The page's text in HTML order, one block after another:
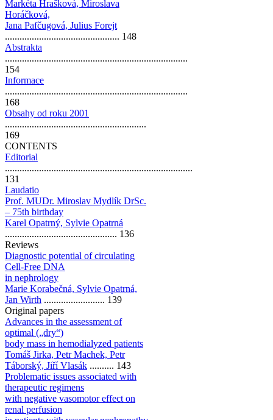
Markéta Hrašková, Miroslava
Horáčková,
Jana Pafčugová, Julius Forejt
............................................... 148
Abstrakta
...........................................................................
154
Informace
...........................................................................
168
Obsahy od roku 2001
..........................................................
169
CONTENTS
Editorial
.............................................................................
131
Laudatio
Prof. MUDr. Miroslav Mydlík DrSc.
– 75th birthday
Karel Opatrný, Sylvie Opatrná
.............................................. 136
Reviews
Diagnostic potential of circulating
Cell-Free DNA
in nephrology
Marie Korabečná, Sylvie Opatrná,
Jan Wirth ......................... 139
Original papers
Advances in the assessment of
optimal („dry“)
body mass in hemodialyzed patients
Tomáš Jirka, Petr Machek, Petr
Táborský, Jiří Vlasák .......... 143
Problematic issues associated with
therapeutic regimens
with negative vasomotor effect on
renal perfusion